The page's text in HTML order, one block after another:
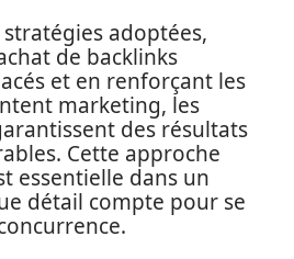
adoptées,
de backlinks
et en renforçant les
marketing, les
des résultats
Cette approche
essentielle dans un
détail compte pour se